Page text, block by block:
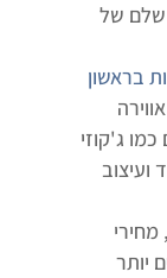
שלם של
בראשון
ג'קוזי
ועיצוב
מחירי
יותר